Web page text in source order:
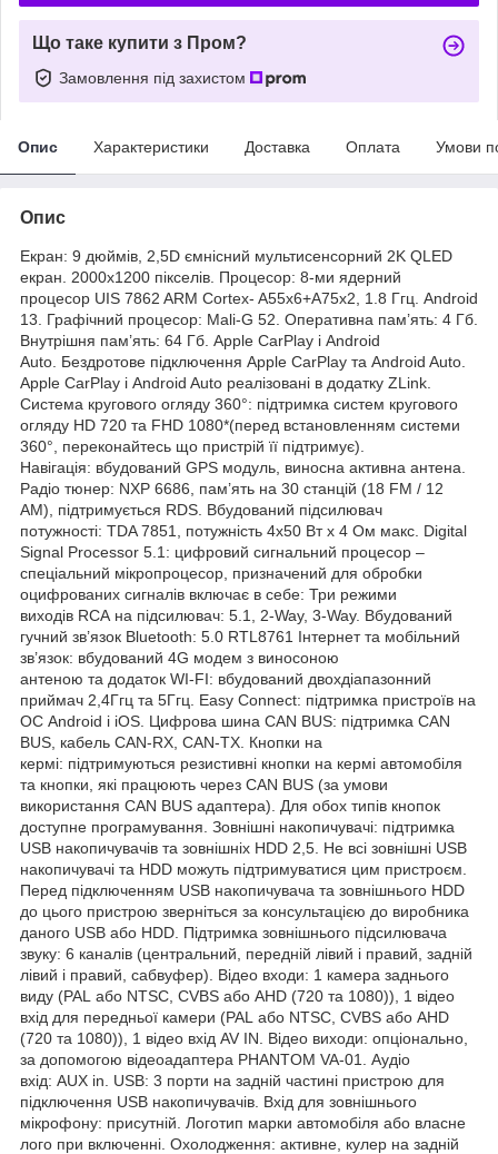
Що таке купити з Пром?
Замовлення під захистом
Опис Характеристики Доставка Оплата Умови
Опис
Екран: 9 дюймів, 2,5D ємнісний мультисенсорний 2K QLED
екран. 2000х1200 пікселів. Процесор: 8-ми ядерний
процесор UIS 7862 ARM Cortex- A55x6+A75x2, 1.8 Ггц. Android
13. Графічний процесор: Mali-G 52. Оперативна пам’ять: 4 Гб.
Внутрішня пам’ять: 64 Гб. Apple CarPlay і Android
Auto. Бездротове підключення Apple CarPlay та Android Auto.
Apple CarPlay і Android Auto реалізовані в додатку ZLink.
Система кругового огляду 360°: підтримка систем кругового
огляду HD 720 та FHD 1080*(перед встановленням системи
360°, переконайтесь що пристрій її підтримує).
Навігація: вбудований GPS модуль, виносна активна антена.
Радіо тюнер: NXP 6686, пам’ять на 30 станцій (18 FM / 12
AM), підтримується RDS. Вбудований підсилювач
потужності: TDA 7851, потужність 4х50 Вт х 4 Ом макс. Digital
Signal Processor 5.1: цифровий сигнальний процесор –
спеціальний мікропроцесор, призначений для обробки
оцифрованих сигналів включає в себе: Три режими
виходів RCA на підсилювач: 5.1, 2-Way, 3-Way. Вбудований
гучний зв’язок Bluetooth: 5.0 RTL8761 Інтернет та мобільний
зв’язок: вбудований 4G модем з виносоною
антеною та додаток WI-FI: вбудований двохдіапазонний
приймач 2,4Ггц та 5Ггц. Easy Connect: підтримка пристроїв на
ОС Android і iOS. Цифрова шина CAN BUS: підтримка CAN
BUS, кабель CAN-RX, CAN-TX. Кнопки на
кермі: підтримуються резистивні кнопки на кермі автомобіля
та кнопки, які працюють через CAN BUS (за умови
використання CAN BUS адаптера). Для обох типів кнопок
доступне програмування. Зовнішні накопичувачі: підтримка
USB накопичувачів та зовнішніх HDD 2,5. Не всі зовнішні USB
накопичувачі та HDD можуть підтримуватися цим пристроєм.
Перед підключенням USB накопичувача та зовнішнього HDD
до цього пристрою зверніться за консультацією до виробника
даного USB або HDD. Підтримка зовнішнього підсилювача
звуку: 6 каналів (центральний, передній лівий і правий, задній
лівий і правий, сабвуфер). Відео входи: 1 камера заднього
виду (PAL або NTSC, CVBS або AHD (720 та 1080)), 1 відео
вхід для передньої камери (PAL або NTSC, CVBS або AHD
(720 та 1080)), 1 відео вхід AV IN. Відео виходи: опціонально,
за допомогою відеоадаптера PHANTOM VA-01. Аудіо
вхід: AUX in. USB: 3 порти на задній частині пристрою для
підключення USB накопичувачів. Вхід для зовнішнього
мікрофону: присутній. Логотип марки автомобіля або власне
лого при включенні. Охолодження: активне, кулер на задній